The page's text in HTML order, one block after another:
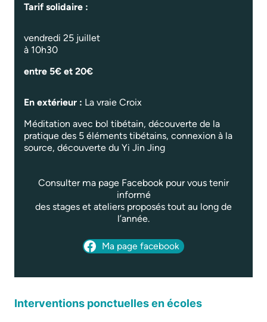
Tarif solidaire :
vendredi 25 juillet
à 10h30
entre 5€ et 20€
En extérieur : La vraie Croix
Méditation avec bol tibétain, découverte de la
pratique des 5 éléments tibétains, connexion à la
source, découverte du Yi Jin Jing
Consulter ma page Facebook pour vous tenir
informé
des stages et ateliers proposés tout au long de
l’année.
Ma page facebook
Interventions ponctuelles en écoles